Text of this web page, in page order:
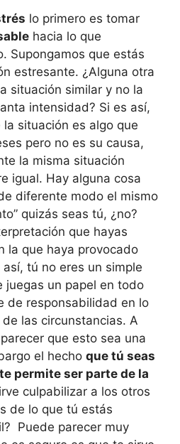
lo primero es tomar
hacia lo que
Supongamos que estás
estresante. ¿Alguna otra
situación similar y no la
intensidad? Si es así,
situación es algo que
pero no es su causa,
la misma situación
igual. Hay alguna cosa
diferente modo el mismo
quizás seas tú, ¿no?
que hayas
la que haya provocado
tú no eres un simple
juegas un papel en todo
de responsabilidad en lo
las circunstancias. A
que esto sea una
el hecho que tú seas
permite ser parte de la
culpabilizar a los otros
de lo que tú estás
Puede parecer muy